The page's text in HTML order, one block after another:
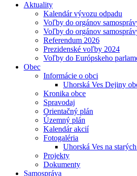
Aktuality
Kalendár vývozu odpadu
Voľby do orgánov
Voľby do orgánov
Referendum 2026
Prezidenské voľby 2024
Voľby do Európskeho
Obec
Informácie o obci
Uhorská Ves Dejiny
Kronika obce
Spravodaj
Orientačný plán
Územný plán
Kalendár akcií
Fotogaléria
Uhorská Ves na
Projekty
Dokumenty
Samospráva